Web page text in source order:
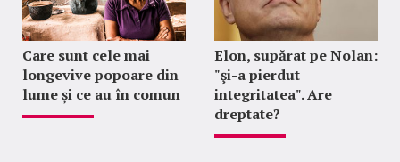
Care sunt cele mai
longevive popoare din
lume și ce au în comun
Elon, supărat pe Nolan:
"şi-a pierdut
integritatea". Are
dreptate?